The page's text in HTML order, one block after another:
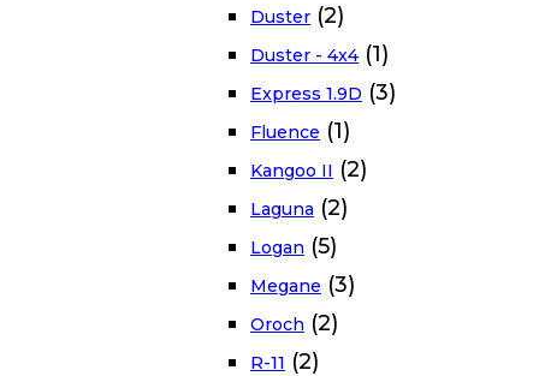
Duster (2)
Duster - 4x4 (1)
Express 1.9D (3)
Fluence (1)
Kangoo II (2)
Laguna (2)
Logan (5)
Megane (3)
Oroch (2)
R-11 (2)